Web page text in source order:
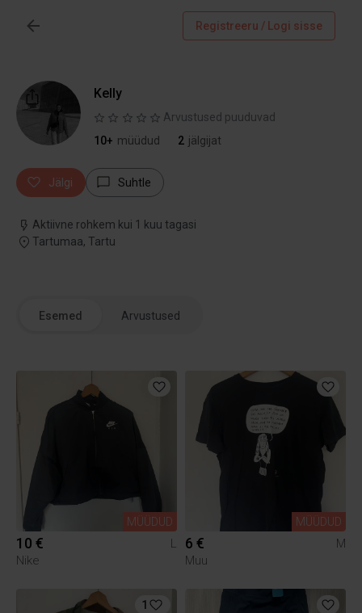
Registreeru / Logi sisse
Kelly
Arvustused puuduvad
10+ müüdud 2 jälgijat
Jälgi Suhtle
Aktiivne rohkem kui 1 kuu tagasi
Tartumaa, Tartu
Esemed Arvustused
MÜÜDUD
10 €
L
Nike
MÜÜDUD
6 €
M
Muu
1